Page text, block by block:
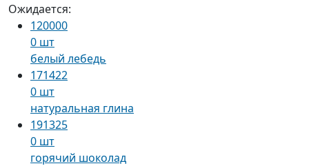
Ожидается:
120000
0 шт
белый лебедь
171422
0 шт
натуральная глина
191325
0 шт
горячий шоколад